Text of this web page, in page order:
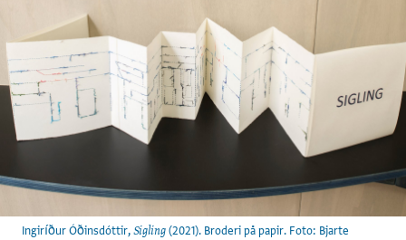
Ingiríður Óðinsdóttir, Sigling (2021). Broderi på papir. Foto: Bjarte